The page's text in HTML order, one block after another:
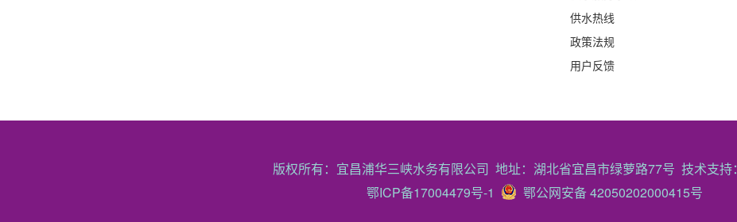
供水热线
政策法规
用户反馈
版权所有：宜昌浦华三峡水务有限公司 地址：湖北省宜昌市绿萝路77号 技术支持：
鄂ICP备17004479号-1
鄂公网安备 42050202000415号